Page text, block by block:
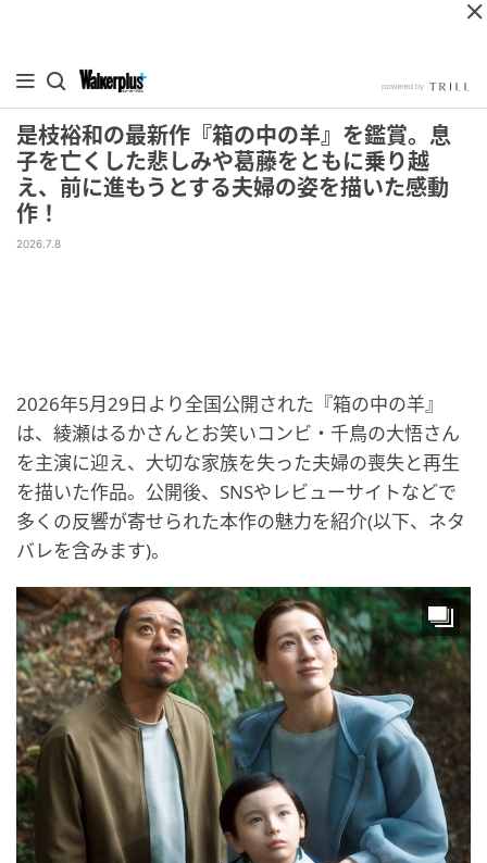
是枝裕和の最新作『箱の中の羊』を鑑賞。息
子を亡くした悲しみや葛藤をともに乗り越
え、前に進もうとする夫婦の姿を描いた感動
作！
2026.7.8
2026年5月29日より全国公開された『箱の中の羊』
は、綾瀬はるかさんとお笑いコンビ・千鳥の大悟さん
を主演に迎え、大切な家族を失った夫婦の喪失と再生
を描いた作品。公開後、SNSやレビューサイトなどで
多くの反響が寄せられた本作の魅力を紹介(以下、ネタ
バレを含みます)。